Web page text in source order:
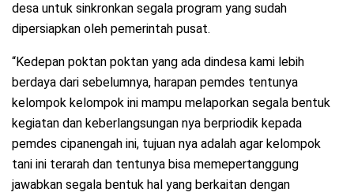
desa untuk sinkronkan segala program yang sudah
dipersiapkan oleh pemerintah pusat.
“Kedepan poktan poktan yang ada dindesa kami lebih
berdaya dari sebelumnya, harapan pemdes tentunya
kelompok kelompok ini mampu melaporkan segala bentuk
kegiatan dan keberlangsungan nya berpriodik kepada
pemdes cipanengah ini, tujuan nya adalah agar kelompok
tani ini terarah dan tentunya bisa memepertanggung
jawabkan segala bentuk hal yang berkaitan dengan